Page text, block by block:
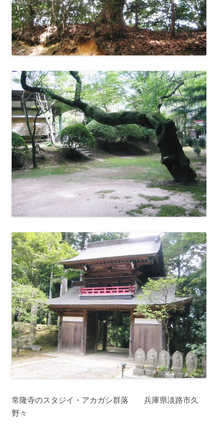
常隆寺のスタジイ・アカガシ群落 兵庫県淡路市久
野々